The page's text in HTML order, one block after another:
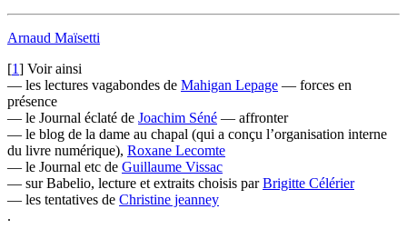
Arnaud Maïsetti
[1] Voir ainsi
— les lectures vagabondes de Mahigan Lepage — forces en
présence
— le Journal éclaté de Joachim Séné — affronter
— le blog de la dame au chapal (qui a conçu l’organisation interne
du livre numérique), Roxane Lecomte
— le Journal etc de Guillaume Vissac
— sur Babelio, lecture et extraits choisis parBrigitte Célérier
— les tentatives de Christine jeanney
.